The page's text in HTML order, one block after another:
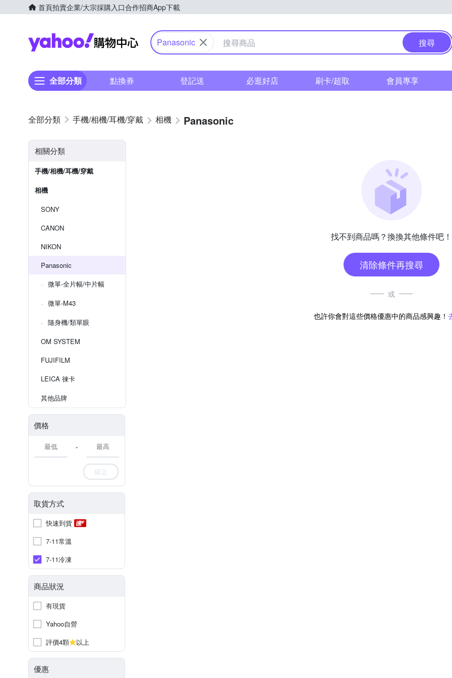
首頁拍賣企業/大宗採購入口合作招商App下載
Yahoo購物中心
Panasonic 搜尋
全部分類 點換券 登記送 必逛好店 刷卡/超取 會員專享
手機/相機/耳機/穿戴 相機 Panasonic
相關分類
手機/相機/耳機/穿戴
相機
SONY
CANON
NIKON
Panasonic
微單-全片幅/中片幅
微單-M43
隨身機/類單眼
OM SYSTEM
FUJIFILM
LEICA 徠卡
其他品牌
價格
-
確定
取貨方式
快速到貨
7-11常溫
7-11冷凍
商品狀況
有現貨
Yahoo自營
評價4顆
以上
優惠
找不到商品嗎？換換其他條件吧！
清除條件再搜尋
或
也許你會對這些價格優惠中的商品感興趣！